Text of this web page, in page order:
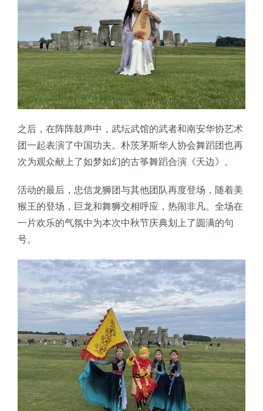
之后，在阵阵鼓声中，武坛武馆的武者和南安华协艺术
团一起表演了中国功夫。朴茨茅斯华人协会舞蹈团也再
次为观众献上了如梦如幻的古筝舞蹈合演《天边》。
活动的最后，忠信龙狮团与其他团队再度登场，随着美
猴王的登场，巨龙和舞狮交相呼应，热闹非凡。全场在
一片欢乐的气氛中为本次中秋节庆典划上了圆满的句
号。